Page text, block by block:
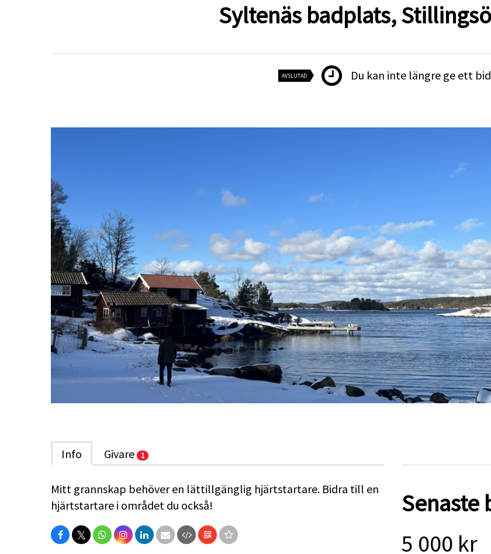
Syltenäs badplats,
AVSLUTAD Du kan inte längre ge ett
Info Givare 1
Mitt grannskap behöver en lättillgänglig hjärtstartare. Bidra till en
hjärtstartare i området du också!
𝕏
Senaste
5 000 kr